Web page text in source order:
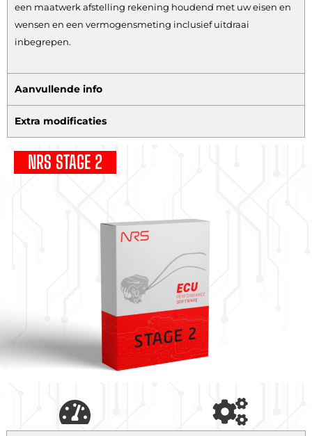
een maatwerk afstelling rekening houdend met uw eisen en
wensen en een vermogensmeting inclusief uitdraai
inbegrepen.
Aanvullende info
Extra modificaties
NRS STAGE 2